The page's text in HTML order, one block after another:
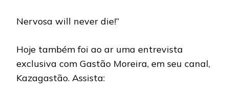
Nervosa will never die!”
Hoje também foi ao ar uma entrevista
exclusiva com Gastão Moreira, em seu canal,
Kazagastão. Assista: